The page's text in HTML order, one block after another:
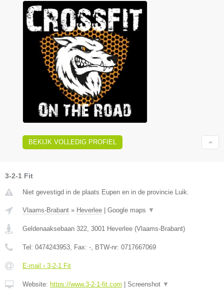
BEKIJK VOLLEDIG PROFIEL
3-2-1 Fit
Niet gevestigd in de plaats Eupen en in de provincie Luik.
Vlaams-Brabant » Heverlee Google maps ▼
Geldenaaksebaan 322, 3001 Heverlee (Vlaams-Brabant)
Tel: 0474243953, Fax: -, BTW-nr: 0717667069
E-mail › 3-2-1 Fit
Website: https://www.3-2-1-fit.com Screenshot ▼